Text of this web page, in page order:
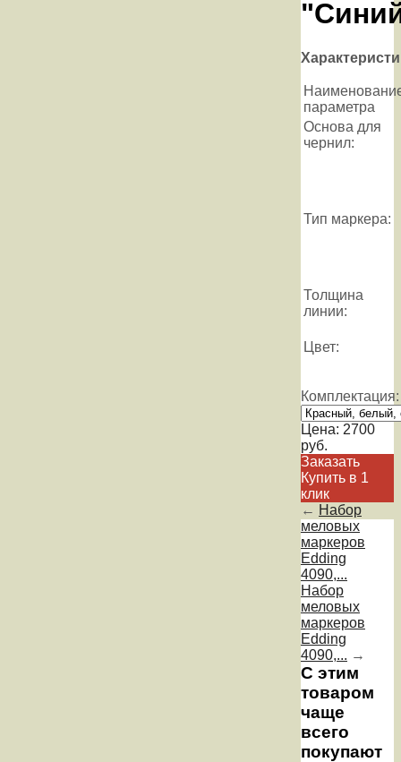
параметра
Основа для
чернил:
Тип маркера:
Толщина
линии:
Цвет:
Комплектация:
Цена: 2700
руб.
Заказать
Купить в 1
клик
← Набор
меловых
маркеров
Edding
4090,...
Набор
меловых
маркеров
Edding
4090,... →
С этим
товаром
чаще
всего
покупают